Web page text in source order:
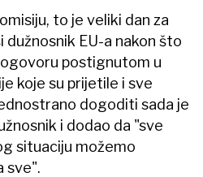
to je veliki dan za
dužnosnik EU-a nakon što
postignutom u
koje su prijetile i sve
dogoditi sada je
i dodao da "sve
situaciju možemo
sve".